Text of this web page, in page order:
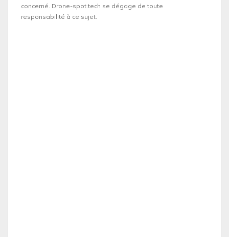
concerné. Drone-spot.tech se dégage de toute
responsabilité à ce sujet.